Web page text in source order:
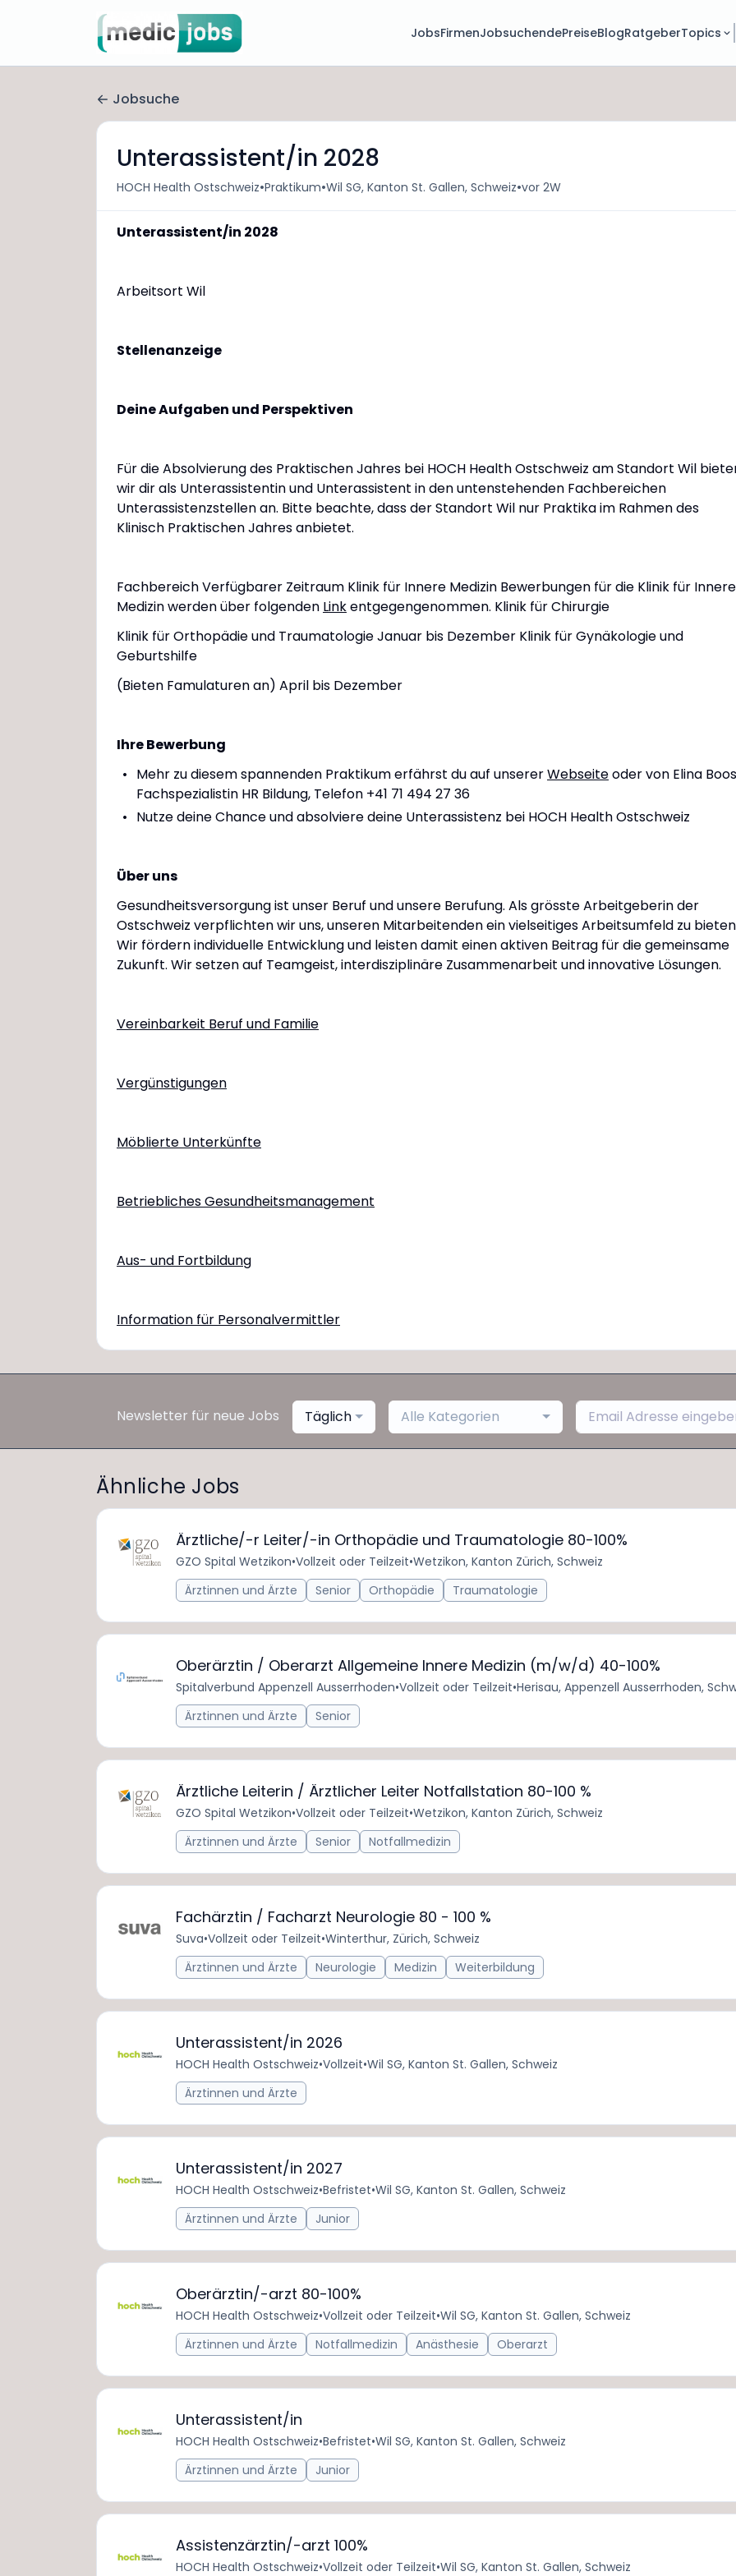
JobsFirmenJobsuchendePreiseBlogRatgeberTopics
Jobsuche
Unterassistent/in 2028
HOCH Health Ostschweiz•Praktikum•Wil SG, Kanton St. Gallen, Schweiz•vor 2W
Unterassistent/in 2028
Arbeitsort Wil
Stellenanzeige
Deine Aufgaben und Perspektiven
Für die Absolvierung des Praktischen Jahres bei HOCH Health Ostschweiz am Standort Wil
wir dir als Unterassistentin und Unterassistent in den untenstehenden Fachbereichen
Unterassistenzstellen an. Bitte beachte, dass der Standort Wil nur Praktika im Rahmen des
Klinisch Praktischen Jahres anbietet.
Fachbereich Verfügbarer Zeitraum Klinik für Innere Medizin Bewerbungen für die Klinik für Innere
Medizin werden über folgenden Linkentgegengenommen. Klinik für Chirurgie
Klinik für Orthopädie und Traumatologie Januar bis Dezember Klinik für Gynäkologie und
Geburtshilfe
(Bieten Famulaturen an) April bis Dezember
Ihre Bewerbung
Mehr zu diesem spannenden Praktikum erfährst du auf unsererWebseiteoder von Elina
Fachspezialistin HR Bildung, Telefon +41 71 494 27 36
Nutze deine Chance und absolviere deine Unterassistenz bei HOCH Health Ostschweiz
Über uns
Gesundheitsversorgung ist unser Beruf und unsere Berufung. Als grösste Arbeitgeberin der
Ostschweiz verpflichten wir uns, unseren Mitarbeitenden ein vielseitiges Arbeitsumfeld zu
Wir fördern individuelle Entwicklung und leisten damit einen aktiven Beitrag für die gemeinsame
Zukunft. Wir setzen auf Teamgeist, interdisziplinäre Zusammenarbeit und innovative Lösungen.
Vereinbarkeit Beruf und Familie
Vergünstigungen
Möblierte Unterkünfte
Betriebliches Gesundheitsmanagement
Aus- und Fortbildung
Information für Personalvermittler
Newsletter für neue Jobs Täglich Alle Kategorien
Ähnliche Jobs
Ärztliche/-r Leiter/-in Orthopädie und Traumatologie 80-100%
GZO Spital Wetzikon•Vollzeit oder Teilzeit•Wetzikon, Kanton Zürich, Schweiz
Ärztinnen und Ärzte
Senior Orthopädie Traumatologie
Oberärztin / Oberarzt Allgemeine Innere Medizin (m/w/d) 40-100%
Spitalverbund Appenzell Ausserrhoden•Vollzeit oder Teilzeit•Herisau, Appenzell Ausserrhoden,
Ärztinnen und Ärzte
Senior
Ärztliche Leiterin / Ärztlicher Leiter Notfallstation 80-100 %
GZO Spital Wetzikon•Vollzeit oder Teilzeit•Wetzikon, Kanton Zürich, Schweiz
Ärztinnen und Ärzte
Senior Notfallmedizin
Fachärztin / Facharzt Neurologie 80 - 100 %
Suva•Vollzeit oder Teilzeit•Winterthur, Zürich, Schweiz
Ärztinnen und Ärzte
Neurologie Medizin Weiterbildung
Unterassistent/in 2026
HOCH Health Ostschweiz•Vollzeit•Wil SG, Kanton St. Gallen, Schweiz
Ärztinnen und Ärzte
Unterassistent/in 2027
HOCH Health Ostschweiz•Befristet•Wil SG, Kanton St. Gallen, Schweiz
Ärztinnen und Ärzte
Junior
Oberärztin/-arzt 80-100%
HOCH Health Ostschweiz•Vollzeit oder Teilzeit•Wil SG, Kanton St. Gallen, Schweiz
Ärztinnen und Ärzte
Notfallmedizin Anästhesie Oberarzt
Unterassistent/in
HOCH Health Ostschweiz•Befristet•Wil SG, Kanton St. Gallen, Schweiz
Ärztinnen und Ärzte
Junior
Assistenzärztin/-arzt 100%
HOCH Health Ostschweiz•Vollzeit oder Teilzeit•Wil SG, Kanton St. Gallen, Schweiz